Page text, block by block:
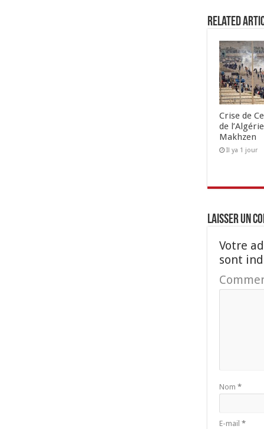
Related
Crise de
de
Makhzen
Il ya 1 jour
Laisser un
Votre
sont
Nom *
E-mail *